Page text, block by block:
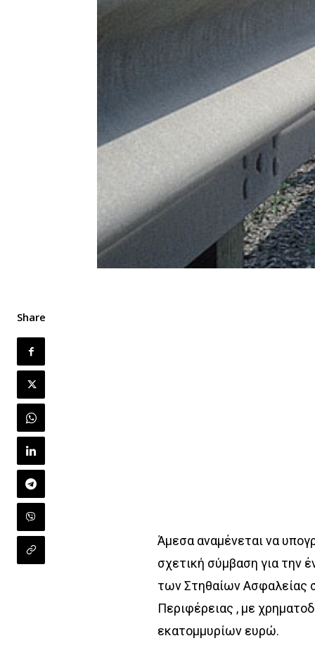
Share
Άμεσα αναμένεται να
σχετική σύμβαση για την
των Στηθαίων Ασφαλείας
Περιφέρειας , με
εκατομμυρίων ευρώ.